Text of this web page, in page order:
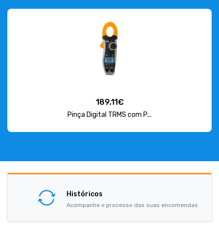
189,11€
Pinça Digital TRMS com P...
Históricos
Acompanhe o processo das suas encomendas